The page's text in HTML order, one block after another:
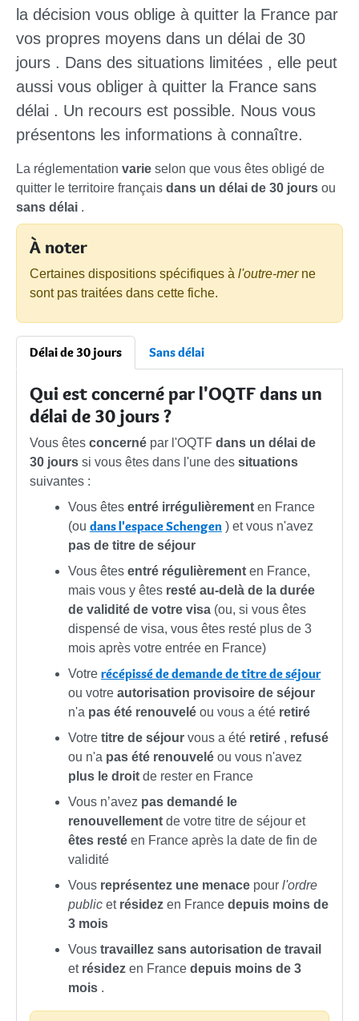
la décision vous oblige à quitter la France par
vos propres moyens dans un délai de 30
jours . Dans des situations limitées , elle peut
aussi vous obliger à quitter la France sans
délai . Un recours est possible. Nous vous
présentons les informations à connaître.
La réglementation varie selon que vous êtes obligé de
quitter le territoire français dans un délai de 30 jours ou
sans délai .
À noter
Certaines dispositions spécifiques à l'outre-mer ne
sont pas traitées dans cette fiche.
Délai de 30 jours Sans délai
Qui est concerné par l'OQTF dans un
délai de 30 jours ?
Vous êtes concerné par l'OQTF dans un délai de
30 jours si vous êtes dans l'une des situations
suivantes :
Vous êtes entré irrégulièrement en France
(ou dans l'espace Schengen ) et vous n'avez
pas de titre de séjour
Vous êtes entré régulièrement en France,
mais vous y êtes resté au-delà de la durée
de validité de votre visa (ou, si vous êtes
dispensé de visa, vous êtes resté plus de 3
mois après votre entrée en France)
Votre récépissé de demande de titre de séjour
ou votre autorisation provisoire de séjour
n'a pas été renouvelé ou vous a été retiré
Votre titre de séjour vous a été retiré , refusé
ou n'a pas été renouvelé ou vous n'avez
plus le droit de rester en France
Vous n’avez pas demandé le
renouvellement de votre titre de séjour et
êtes resté en France après la date de fin de
validité
Vous représentez une menace pour l'ordre
public et résidez en France depuis moins de
3 mois
Vous travaillez sans autorisation de travail
et résidez en France depuis moins de 3
mois .